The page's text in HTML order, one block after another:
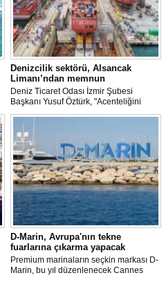
Denizcilik sektörü, Alsancak
Limanı’ndan memnun
Deniz Ticaret Odası İzmir Şubesi
Başkanı Yusuf Öztürk, "Acenteliğini
yaptığımız gemi sayesinde süreci
baştan sona takip etme fırsatı buldum.
İlk günden itibaren hizmet anlayışındaki
değişimi hissettik. Operasyonlar çok
hızlı şekilde tamamlandı" dedi
D-Marin, Avrupa'nın tekne
fuarlarına çıkarma yapacak
Premium marinaların seçkin markası D-
Marin, bu yıl düzenlenecek Cannes